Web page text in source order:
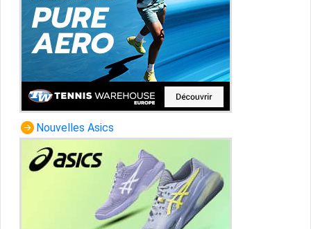
Nouvelles Asics